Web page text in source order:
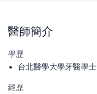
醫師簡介
學歷
台北醫學大學牙醫學士
經歷